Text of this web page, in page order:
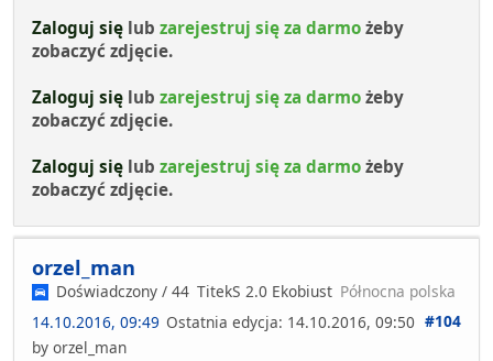
Zaloguj się lub zarejestruj się za darmo żeby
zobaczyć zdjęcie.
Zaloguj się lub zarejestruj się za darmo żeby
zobaczyć zdjęcie.
Zaloguj się lub zarejestruj się za darmo żeby
zobaczyć zdjęcie.
orzel_man
Doświadczony / 44 TitekS 2.0 Ekobiust Północna polska
14.10.2016, 09:49
#104
Ostatnia edycja: 14.10.2016, 09:50
by orzel_man